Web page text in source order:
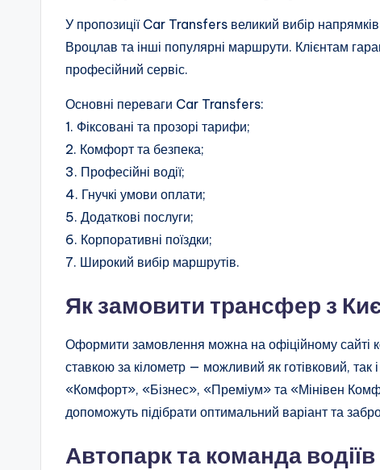
У пропозиції Car Transfers великий вибір
Вроцлав та інші популярні маршрути. Клієнтам
професійний сервіс.
Основні переваги Car Transfers:
1. Фіксовані та прозорі тарифи;
2. Комфорт та безпека;
3. Професійні водії;
4. Гнучкі умови оплати;
5. Додаткові послуги;
6. Корпоративні поїздки;
7. Широкий вибір маршрутів.
Як замовити трансфер з
Оформити замовлення можна на офіційному сайті
ставкою за кілометр — можливий як готівковий, так
«Комфорт», «Бізнес», «Преміум» та «Мінівен
допоможуть підібрати оптимальний варіант та
Автопарк та команда